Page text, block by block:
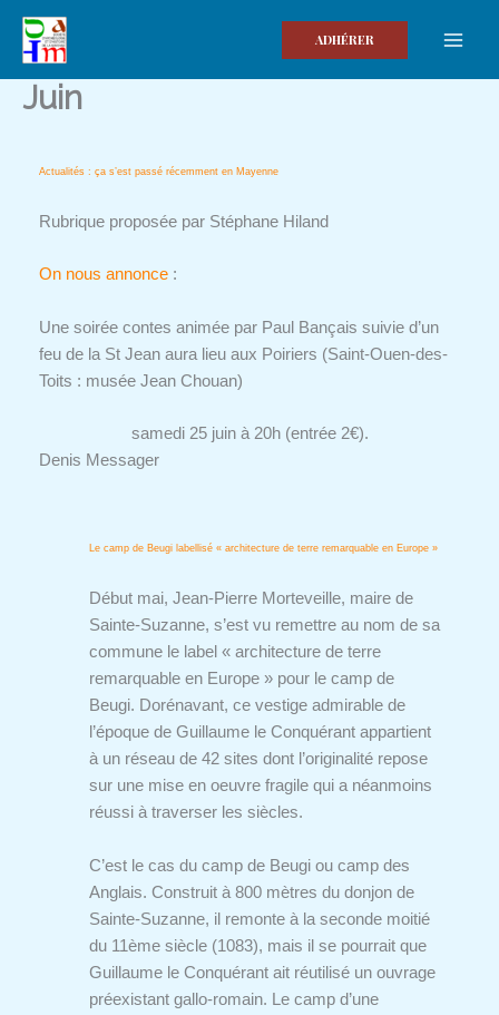
contenu
ADHÉRER
Juin
Actualités : ça s’est passé récemment en Mayenne
Rubrique proposée par Stéphane Hiland
On nous annonce:
Une soirée contes animée par Paul Bançais suivie d’un
feu de la St Jean aura lieu aux Poiriers (Saint-Ouen-des-
Toits : musée Jean Chouan)
samedi 25 juin à 20h (entrée 2€).
Denis Messager
Le camp de Beugi labellisé « architecture de terre remarquable en Europe »
Début mai, Jean-Pierre Morteveille, maire de
Sainte-Suzanne, s’est vu remettre au nom de sa
commune le label « architecture de terre
remarquable en Europe » pour le camp de
Beugi. Dorénavant, ce vestige admirable de
l’époque de Guillaume le Conquérant appartient
à un réseau de 42 sites dont l’originalité repose
sur une mise en oeuvre fragile qui a néanmoins
réussi à traverser les siècles.
C’est le cas du camp de Beugi ou camp des
Anglais. Construit à 800 mètres du donjon de
Sainte-Suzanne, il remonte à la seconde moitié
du 11ème siècle (1083), mais il se pourrait que
Guillaume le Conquérant ait réutilisé un ouvrage
préexistant gallo-romain. Le camp d’une